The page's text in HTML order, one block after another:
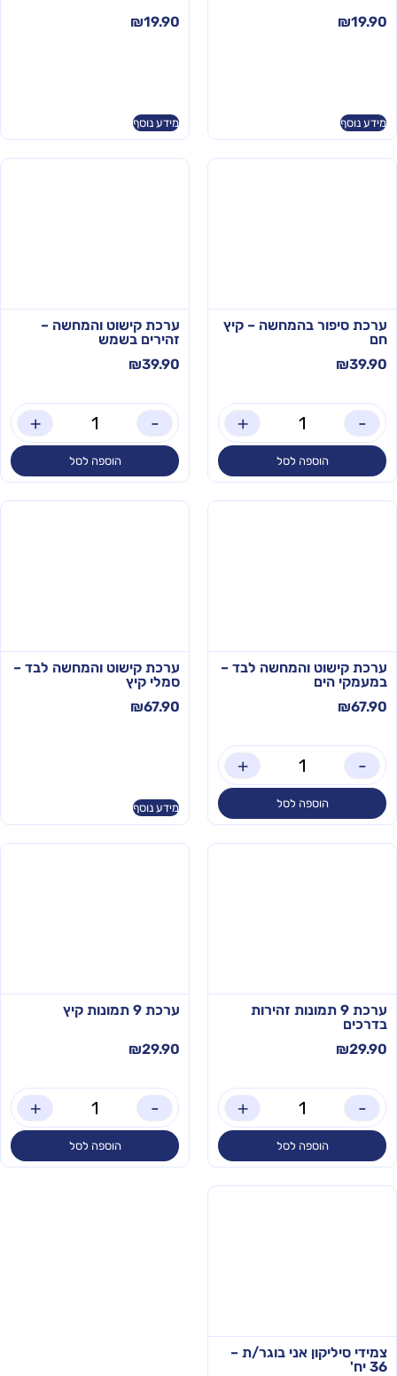
₪19.90
מידע נוסף
₪19.90
מידע נוסף
ערכת סיפור בהמחשה – קיץ
חם
₪39.90
+
הוספה לסל
ערכת קישוט והמחשה –
זהירים בשמש
₪39.90
+
הוספה לסל
ערכת קישוט והמחשה לבד –
במעמקי הים
₪67.90
+
הוספה לסל
ערכת קישוט והמחשה לבד –
סמלי קיץ
₪67.90
מידע נוסף
ערכת 9 תמונות זהירות
בדרכים
₪29.90
+
הוספה לסל
ערכת 9 תמונות קיץ
₪29.90
+
הוספה לסל
צמידי סיליקון אני בוגר/ת –
36 יח'